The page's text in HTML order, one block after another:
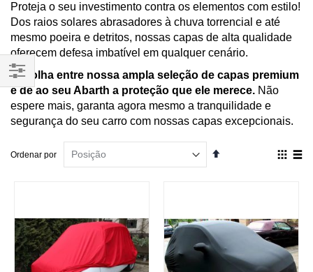
Proteja o seu investimento contra os elementos com estilo!
Dos raios solares abrasadores à chuva torrencial e até
mesmo poeira e detritos, nossas capas de alta qualidade
oferecem defesa imbatível em qualquer cenário.
Escolha entre nossa ampla seleção de capas premium
e dê ao seu Abarth a proteção que ele merece. Não
espere mais, garanta agora mesmo a tranquilidade e
segurança do seu carro com nossas capas excepcionais.
Ordenar por
Definir
Ver
Filtrar
Por